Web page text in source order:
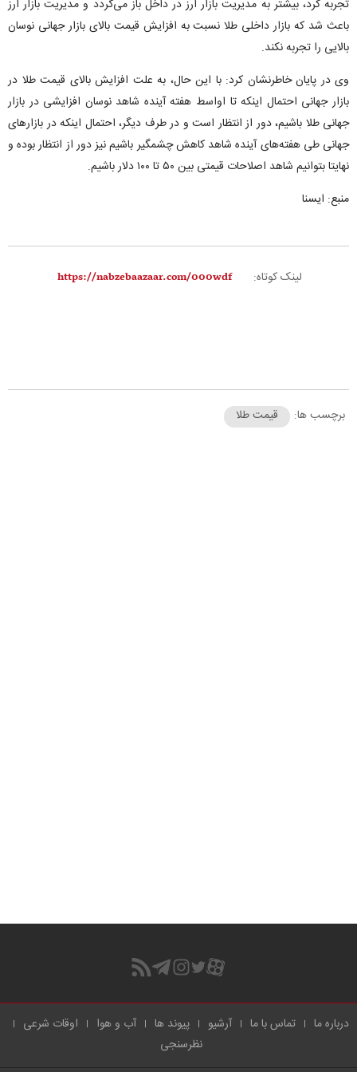
تجربه کرد، بیشتر به مدیریت بازار ارز در داخل باز می‌گردد و مدیریت بازار ارز
باعث شد که بازار داخلی طلا نسبت به افزایش قیمت بالای بازار جهانی نوسان
بالایی را تجربه نکند.
وی در پایان خاطرنشان کرد: با این حال، به علت افزایش بالای قیمت طلا در
بازار جهانی احتمال اینکه تا اواسط هفته آینده شاهد نوسان افزایشی در بازار
جهانی طلا باشیم، دور از انتظار است و در طرف دیگر، احتمال اینکه در بازارهای
جهانی طی هفته‌های آینده شاهد کاهش چشمگیر باشیم نیز دور از انتظار بوده و
نهایتا بتوانیم شاهد اصلاحات قیمتی بین ۵۰ تا ۱۰۰ دلار باشیم.
منبع: ایسنا
لینک کوتاه:
برچسب ها: قیمت طلا
درباره ما تماس با ما آرشیو پیوند ها آب و هوا
اوقات شرعی
نظرسنجی